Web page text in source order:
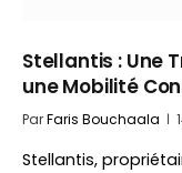
Stellantis : Une
une Mobilité
ParFaris Bouchaala
Stellantis,